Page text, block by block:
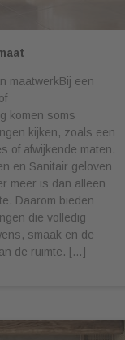
maatwerkBij een
komen soms
kijken, zoals een
of afwijkende maten.
en Sanitair geloven
meer is dan alleen
Daarom bieden
die volledig
smaak en de
de ruimte. […]